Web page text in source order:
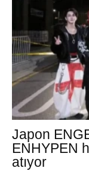
Japon
ENHYPEN
atıyor